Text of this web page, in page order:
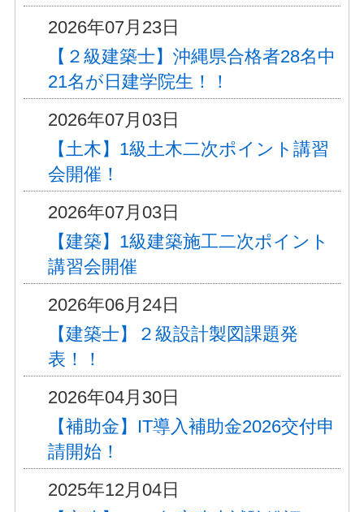
2026年07月23日
【２級建築士】沖縄県合格者28名中
21名が日建学院生！！
2026年07月03日
【土木】1級土木二次ポイント講習
会開催！
2026年07月03日
【建築】1級建築施工二次ポイント
講習会開催
2026年06月24日
【建築士】２級設計製図課題発
表！！
2026年04月30日
【補助金】IT導入補助金2026交付申
請開始！
2025年12月04日